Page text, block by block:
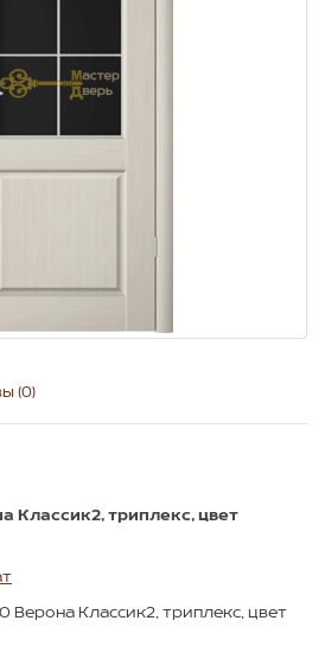
(0)
Классик2, триплекс, цвет
Верона Классик2, триплекс, цвет